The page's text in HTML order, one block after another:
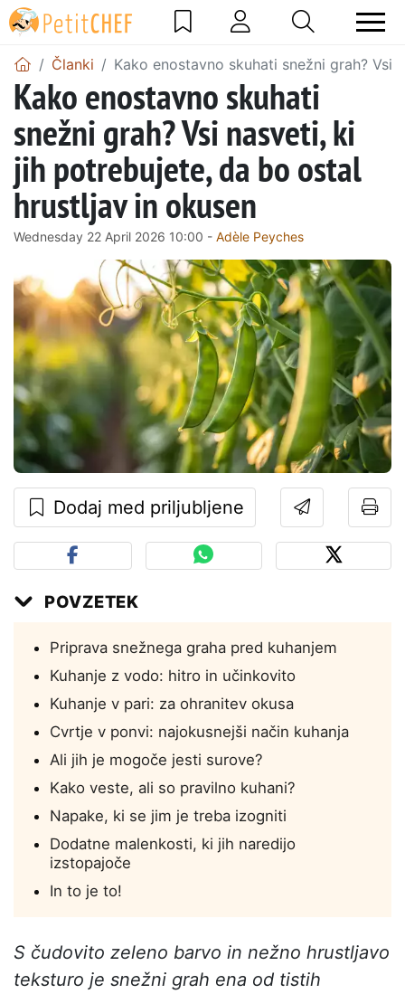
Članki Kako enostavno skuhati snežni grah?
Kako enostavno skuhati
snežni grah? Vsi nasveti, ki
jih potrebujete, da bo ostal
hrustljav in okusen
Wednesday 22 April 2026 10:00 - Adèle Peyches
Dodaj med priljubljene
POVZETEK
Priprava snežnega graha pred kuhanjem
Kuhanje z vodo: hitro in učinkovito
Kuhanje v pari: za ohranitev okusa
Cvrtje v ponvi: najokusnejši način kuhanja
Ali jih je mogoče jesti surove?
Kako veste, ali so pravilno kuhani?
Napake, ki se jim je treba izogniti
Dodatne malenkosti, ki jih naredijo
izstopajoče
In to je to!
S čudovito zeleno barvo in nežno hrustljavo
teksturo je snežni grah ena od tistih